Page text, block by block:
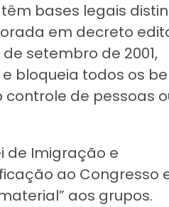
bases legais
em decreto
setembro de 2001,
bloqueia todos os
de pessoas
de Imigração e
ao Congresso
aos grupos.